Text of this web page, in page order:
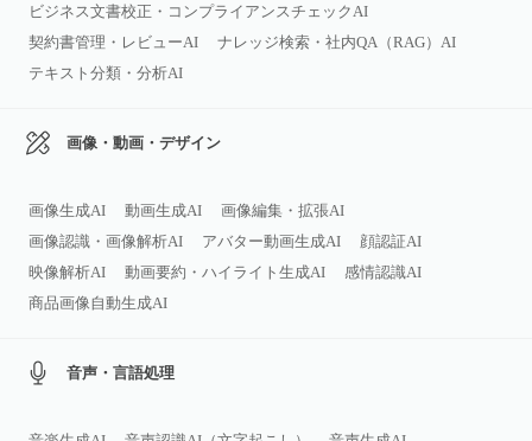
ビジネス文書校正・コンプライアンスチェックAI
契約書管理・レビューAI
ナレッジ検索・社内QA（RAG）AI
テキスト分類・分析AI
画像・動画・デザイン
画像生成AI 動画生成AI
画像編集・拡張AI
画像認識・画像解析AI
アバター動画生成AI
顔認証AI
映像解析AI
動画要約・ハイライト生成AI
感情認識AI
商品画像自動生成AI
音声・言語処理